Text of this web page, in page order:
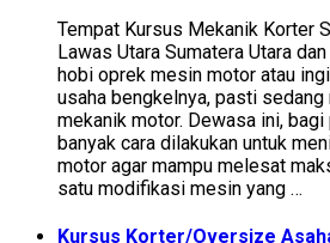
Tempat Kursus Mekanik Korter
Lawas Utara Sumatera Utara
hobi oprek mesin motor atau
usaha bengkelnya, pasti
mekanik motor. Dewasa ini,
banyak cara dilakukan untuk
motor agar mampu melesat
satu modifikasi mesin yang …
Kursus Korter/Oversize